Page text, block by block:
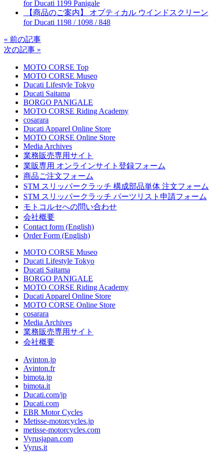
for Ducati 1199 Panigale
【商品のご案内】 オプティカル ウインドスクリーン
for Ducati 1198 / 1098 / 848
« 前の記事
次の記事 »
MOTO CORSE Top
MOTO CORSE Museo
Ducati Lifestyle Tokyo
Ducati Saitama
BORGO PANIGALE
MOTO CORSE Riding Academy
cosarara
Ducati Apparel Online Store
MOTO CORSE Online Store
Media Archives
業務販売専用サイト
業販専用 オンラインサイト登録フォーム
商品ご注文フォーム
STM スリッパークラッチ 構成部品単体 注文フォーム
STM スリッパークラッチ パーツリスト申請フォーム
モトコルセへの問い合わせ
会社概要
Contact form (English)
Order Form (English)
MOTO CORSE Museo
Ducati Lifestyle Tokyo
Ducati Saitama
BORGO PANIGALE
MOTO CORSE Riding Academy
Ducati Apparel Online Store
MOTO CORSE Online Store
cosarara
Media Archives
業務販売専用サイト
会社概要
Avinton.jp
Avinton.fr
bimota.jp
bimota.it
Ducati.com/jp
Ducati.com
EBR Motor Cycles
Metisse-motorcycles.jp
metisse-motorcycles.com
Vyrusjapan.com
Vyrus.it